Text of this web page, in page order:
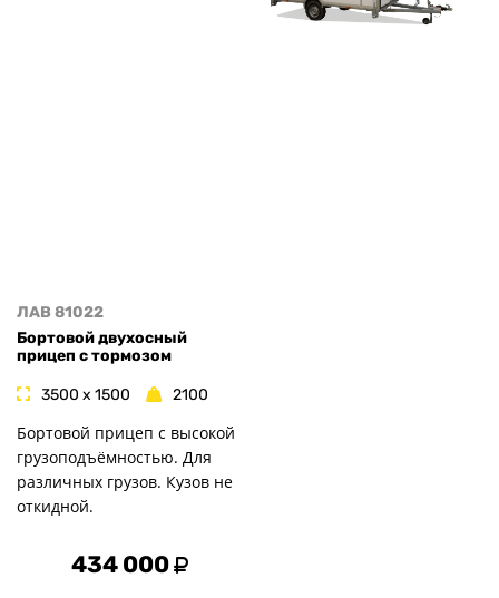
ЛАВ 81022
Бортовой двухосный
прицеп с тормозом
3500 x 1500 2100
Бортовой прицеп с высокой
грузоподъёмностью. Для
различных грузов. Кузов не
откидной.
434 000